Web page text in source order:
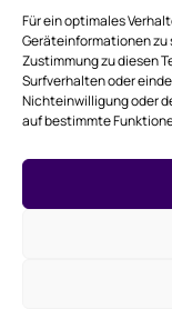
Für ein optimales
Geräteinformationen zu
Zustimmung zu diesen
Surfverhalten oder
Nichteinwilligung oder
auf bestimmte
Rechtliche
Impressum
Cookie-